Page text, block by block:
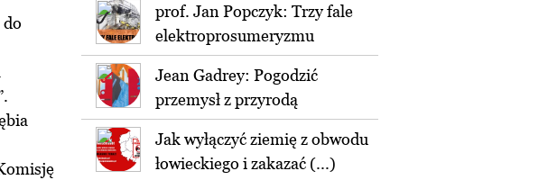
prof. Jan Popczyk: Trzy fale
elektroprosumeryzmu
Jean Gadrey: Pogodzić
przemysł z przyrodą
Jak wyłączyć ziemię z obwodu
łowieckiego i zakazać (...)